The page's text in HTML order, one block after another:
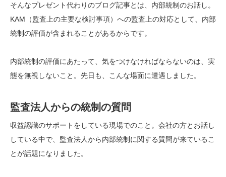
そんなプレゼント代わりのブログ記事とは、内部統制のお話し。
KAM（監査上の主要な検討事項）への監査上の対応として、内部
統制の評価が含まれることがあるからです。
内部統制の評価にあたって、気をつけなければならないのは、実
態を無視しないこと。先日も、こんな場面に遭遇しました。
監査法人からの統制の質問
収益認識のサポートをしている現場でのこと。会社の方とお話し
している中で、監査法人から内部統制に関する質問が来ているこ
とが話題になりました。